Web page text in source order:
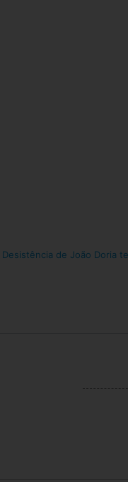
Desistência de João Doria